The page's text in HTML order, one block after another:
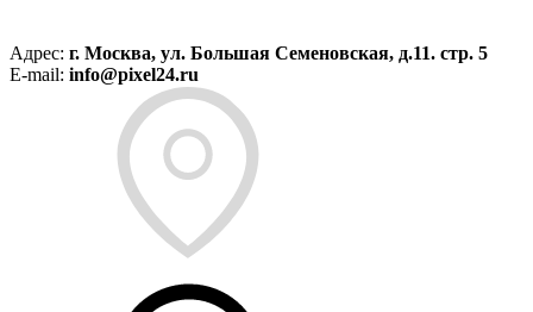
Адрес: г. Москва, ул. Большая Семеновская, д.11. стр. 5
E-mail: info@pixel24.ru